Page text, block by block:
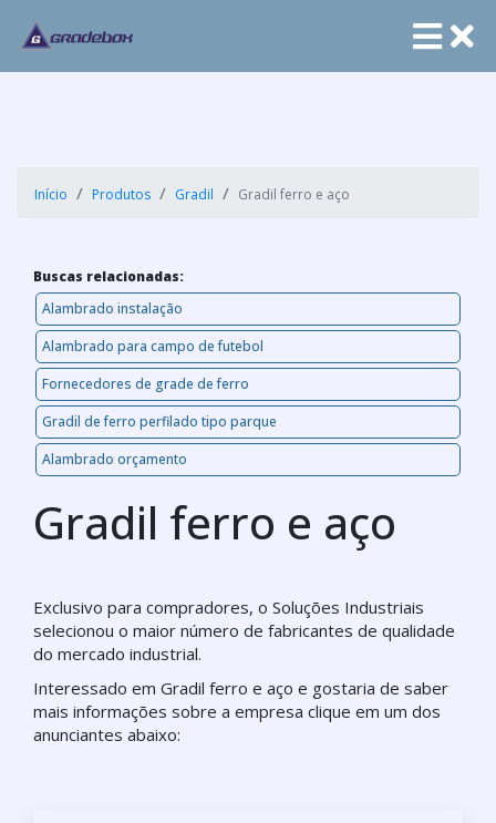
Início Produtos Gradil Gradil ferro e aço
Buscas relacionadas:
Alambrado instalação
Alambrado para campo de futebol
Fornecedores de grade de ferro
Gradil de ferro perfilado tipo parque
Alambrado orçamento
Gradil ferro e aço
Exclusivo para compradores, o Soluções Industriais
selecionou o maior número de fabricantes de qualidade
do mercado industrial.
Interessado em Gradil ferro e aço e gostaria de saber
mais informações sobre a empresa clique em um dos
anunciantes abaixo: